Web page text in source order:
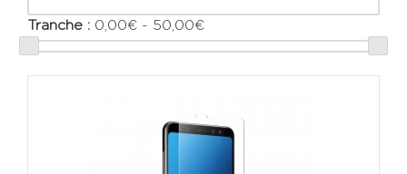
Tranche : 0,00€ - 50,00€